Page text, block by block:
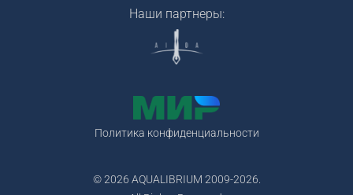
Наши партнеры:
Политика конфиденциальности
© 2026 AQUALIBRIUM 2009-2026.